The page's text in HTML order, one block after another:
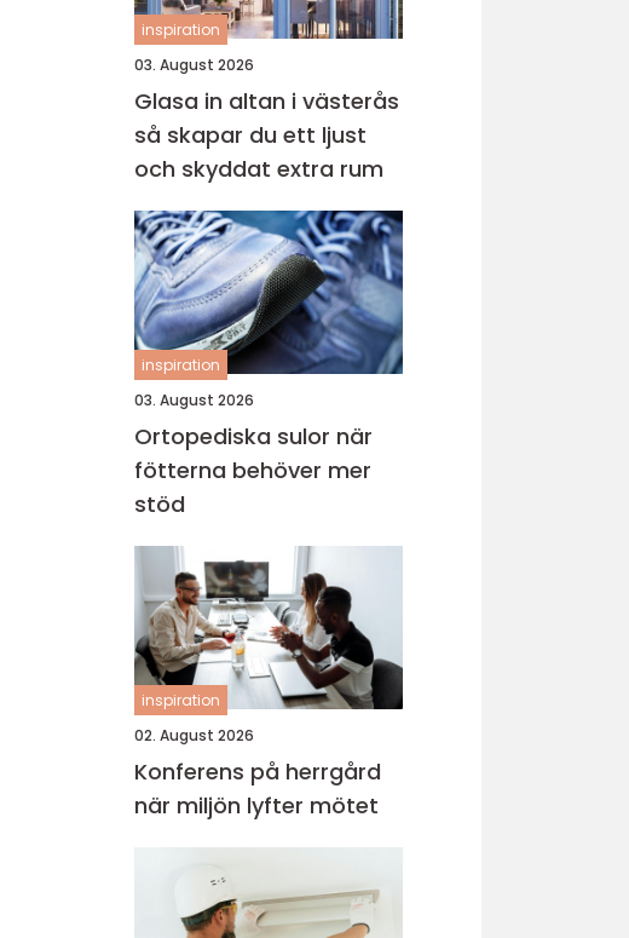
inspiration
03. August 2026
Glasa in altan i västerås
så skapar du ett ljust
och skyddat extra rum
inspiration
03. August 2026
Ortopediska sulor när
fötterna behöver mer
stöd
inspiration
02. August 2026
Konferens på herrgård
när miljön lyfter mötet